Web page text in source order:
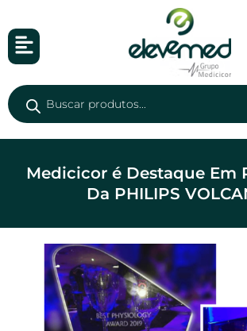
Medicicor é Destaque Em
Da PHILIPS